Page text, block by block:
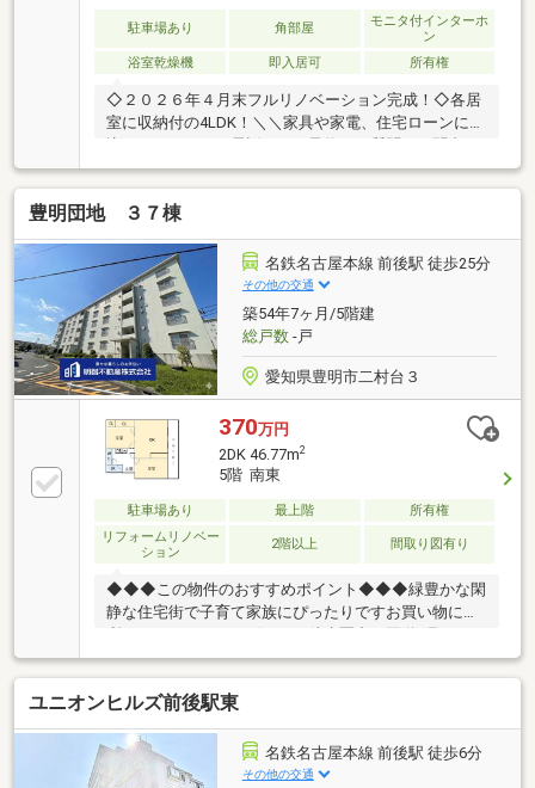
駐車場あり 角部屋
モニタ付インターホ
ン
浴室乾燥機
即入居可 所有権
◇２０２６年４月末フルリノベーション完成！◇各居
室に収納付の4LDK！＼＼家具や家電、住宅ローンに組
はこちらまで▼TEL：0120-09-7549【通話無料】ニッ
カ不動産へ！～空家につき即日のご案内も可能！～お
気兼ねなくお問合せくださいませ。住宅ローンやリフ
ォームのご相談も承ります！【主なリノベーション内
容】・システムキッチン、ユニットバス、トイレ交
換・洗面化粧台交換 ・建具交換・クロス、フローリ
ング貼替 ・クッションフロア貼替・シューズボック
ス交換 ・給湯器交換 ・分電盤交換・ハウスクリー
ニング 他
豊明団地 ３７棟
名鉄名古屋本線 前後駅 徒歩25分
その他の交通
築54年7ヶ月/5階建
総戸数-戸
愛知県豊明市二村台３
370万円
2DK 46.77m2
5階 南東
駐車場あり 最上階
所有権
リフォームリノベー
ション
2階以上 間取り図有り
◆◆◆この物件のおすすめポイント◆◆◆緑豊かな閑
静な住宅街で子育て家族にぴったりですお買い物に便
利なスーパーやコンビニまで徒歩圏内！国道1号まで
すぐなので多方面に車通勤しやすい◆◆◆現地内覧の
予約受付中◆◆◆物件の詳細・ご相談はお気軽にお問
い合わせください住宅ローン・資金のご相談をしたい
方も大歓迎です
ユニオンヒルズ前後駅東
名鉄名古屋本線 前後駅 徒歩6分
その他の交通